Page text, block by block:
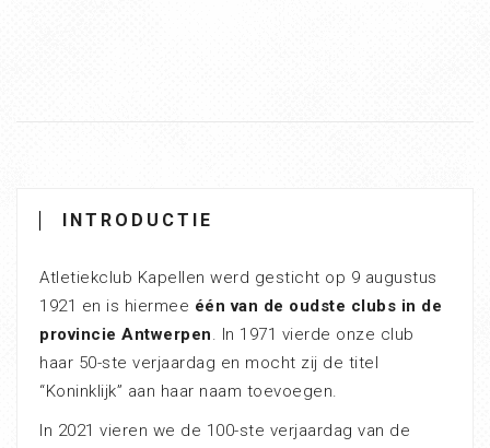
INTRODUCTIE
Atletiekclub Kapellen werd gesticht op 9 augustus
1921 en is hiermee één van de oudste clubs in de
provincie Antwerpen. In 1971 vierde onze club
haar 50-ste verjaardag en mocht zij de titel
“Koninklijk” aan haar naam toevoegen.
In 2021 vieren we de 100-ste verjaardag van de